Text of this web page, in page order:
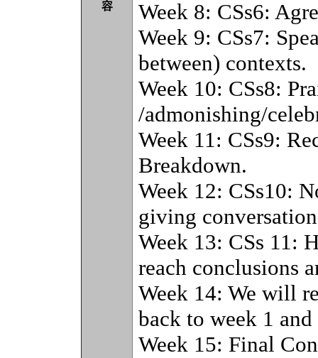
容
Week 8: CSs6:
Week 9: CSs7:
between) contexts.
Week 10: CSs8:
/admonishing/
Week 11: CSs9:
Breakdown.
Week 12: CSs10:
giving
Week 13: CSs 11:
reach conclusions
Week 14: We will
back to week 1
Week 15: Final